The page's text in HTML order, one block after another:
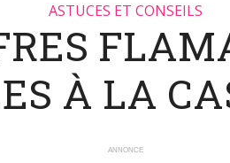
ASTUCES ET CONSEILS
À LA
ANNONCE